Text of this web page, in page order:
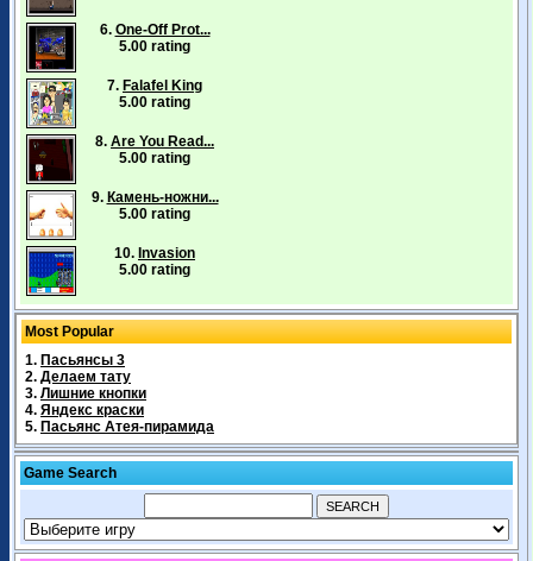
6. One-Off Prot...
5.00 rating
7. Falafel King
5.00 rating
8. Are You Read...
5.00 rating
9. Камень-ножни...
5.00 rating
10. Invasion
5.00 rating
Most Popular
1. Пасьянсы 3
2. Делаем тату
3. Лишние кнопки
4. Яндекс краски
5. Пасьянс Атея-пирамида
Game Search